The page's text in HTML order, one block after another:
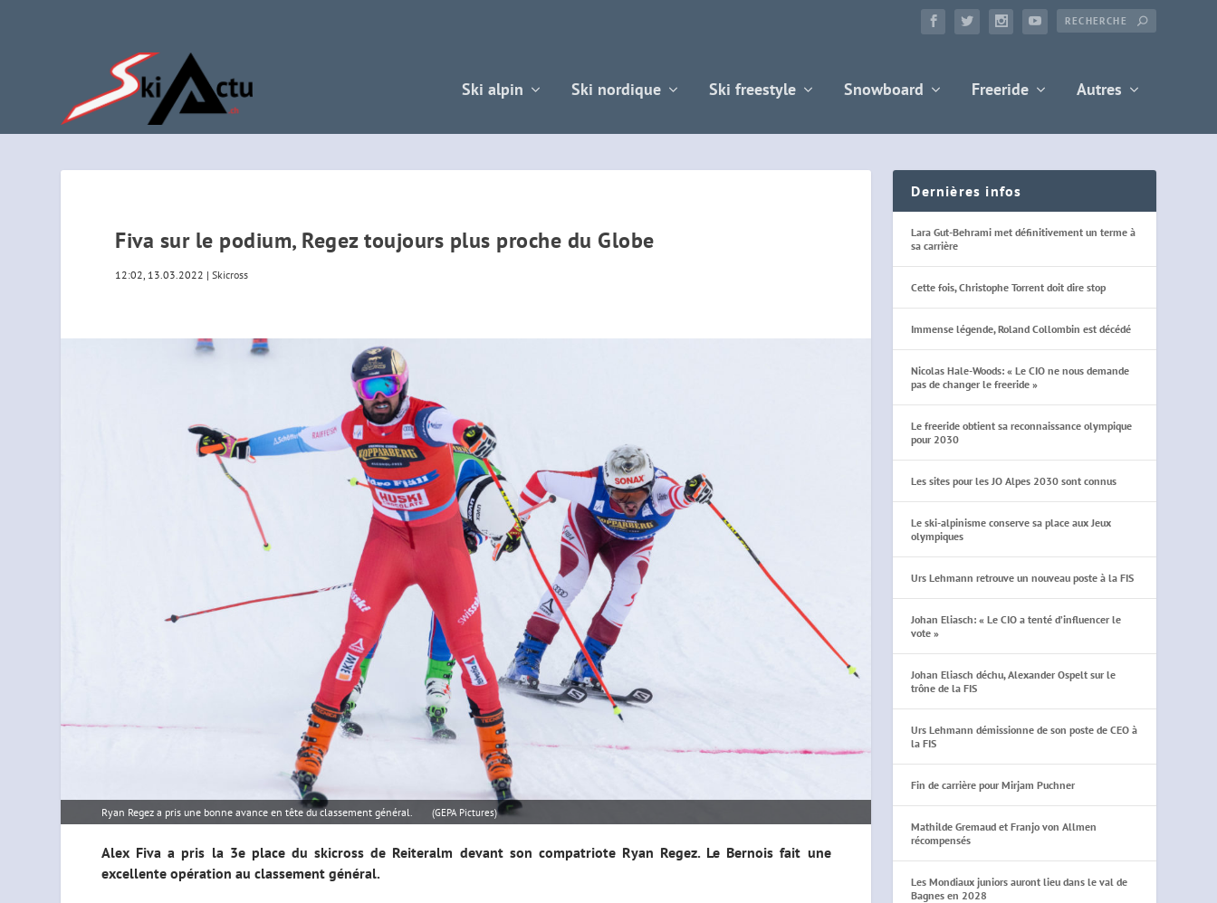
Ski alpin Ski nordique Ski freestyle Snowboard Freeride Autres
Fiva sur le podium, Regez toujours plus proche du Globe
12:02, 13.03.2022 |Skicross
Ryan Regez a pris une bonne avance en tête du classement général. (GEPA Pictures)
Alex Fiva a pris la 3e place du skicross de Reiteralm devant son compatriote Ryan Regez. Le Bernois fait une
excellente opération au classement général.
Dernières infos
Lara Gut-Behrami met définitivement un terme à
sa carrière
Cette fois, Christophe Torrent doit dire stop
Immense légende, Roland Collombin est décédé
Nicolas Hale-Woods: « Le CIO ne nous demande
pas de changer le freeride »
Le freeride obtient sa reconnaissance olympique
pour 2030
Les sites pour les JO Alpes 2030 sont connus
Le ski-alpinisme conserve sa place aux Jeux
olympiques
Urs Lehmann retrouve un nouveau poste à la FIS
Johan Eliasch: « Le CIO a tenté d’influencer le
vote »
Johan Eliasch déchu, Alexander Ospelt sur le
trône de la FIS
Urs Lehmann démissionne de son poste de CEO à
la FIS
Fin de carrière pour Mirjam Puchner
Mathilde Gremaud et Franjo von Allmen
récompensés
Les Mondiaux juniors auront lieu dans le val de
Bagnes en 2028